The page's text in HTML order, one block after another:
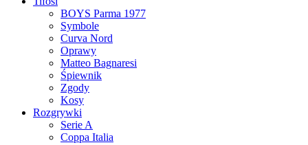
BOYS Parma 1977
Symbole
Curva Nord
Oprawy
Matteo Bagnaresi
Śpiewnik
Zgody
Kosy
Rozgrywki
Serie A
Coppa Italia